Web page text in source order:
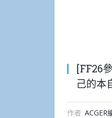
[FF26
己的本
作者: ACGER